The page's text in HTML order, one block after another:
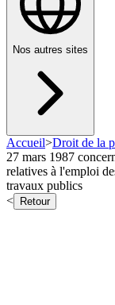
Nos autres sites
Accueil>Droit de la
27 mars 1987
relatives à l'emploi
travaux publics
<
Retour